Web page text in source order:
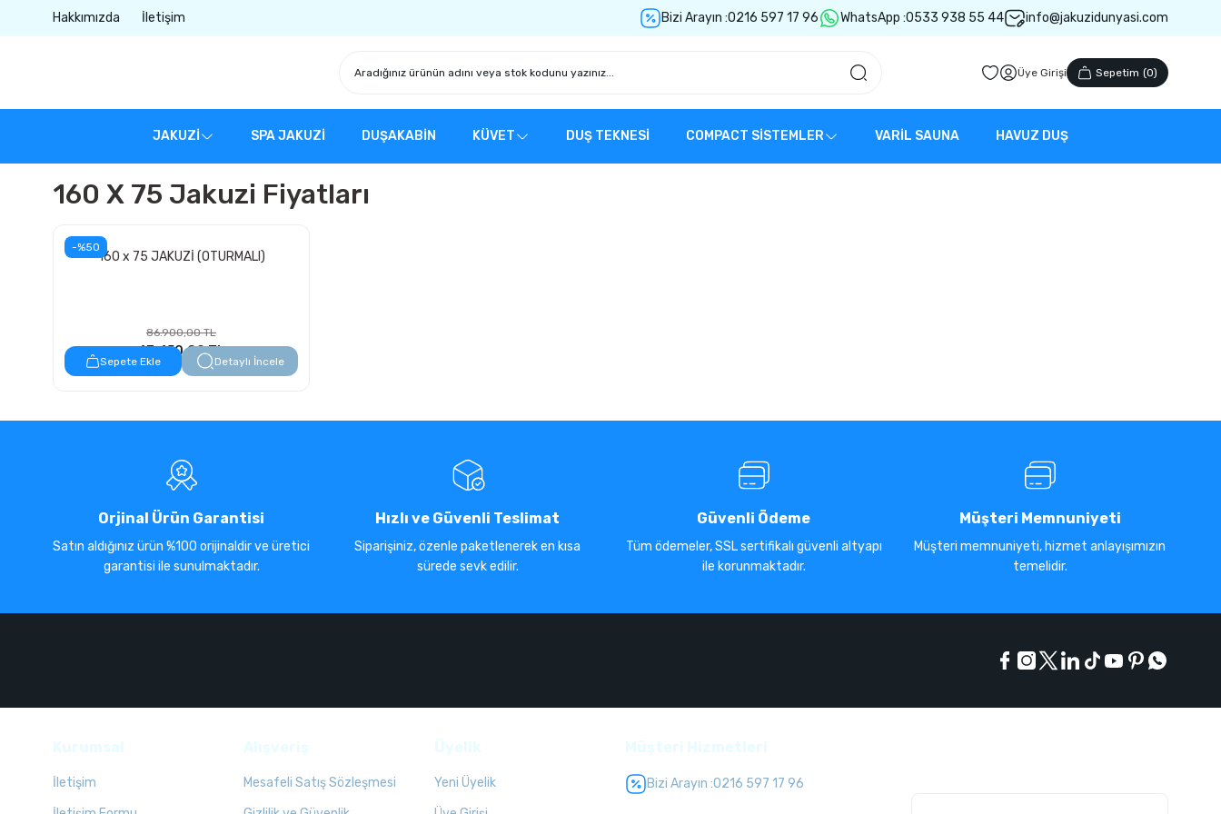
Hakkımızda İletişim Bizi Arayın :0216 597 17 96 WhatsApp :0533 938 55 44 info@jakuzidunyasi.com
Üye Girişi Sepetim (0)
JAKUZİ SPA JAKUZİ DUŞAKABİN KÜVET DUŞ TEKNESİ COMPACT SİSTEMLER VARİL SAUNA HAVUZ DUŞ
160 X 75 Jakuzi Fiyatları
-%50
160 x 75 JAKUZİ (OTURMALI)
86.900,00 TL
43.450,00 TL
Sepete Ekle Detaylı İncele
Orjinal Ürün Garantisi
Satın aldığınız ürün %100 orijinaldir ve üretici
garantisi ile sunulmaktadır.
Hızlı ve Güvenli Teslimat
Siparişiniz, özenle paketlenerek en kısa
sürede sevk edilir.
Güvenli Ödeme
Tüm ödemeler, SSL sertifikalı güvenli altyapı
ile korunmaktadır.
Müşteri Memnuniyeti
Müşteri memnuniyeti, hizmet anlayışımızın
temelidir.
İletişim
Mesafeli Satış Sözleşmesi
Yeni Üyelik
Bizi Arayın :0216 597 17 96